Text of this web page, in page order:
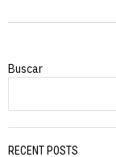
Buscar
RECENT POSTS